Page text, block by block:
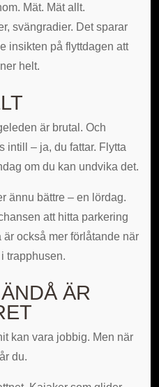
Mät. Mät allt.
svängradier. Det sparar
insikten på flyttdagen att
helt.
är brutal. Och
intill – ja, du fattar. Flytta
om du kan undvika det.
ännu bättre – en lördag.
att hitta parkering
också mer förlåtande när
trapphusen.
ÄR
kan vara jobbig. Men när
du.